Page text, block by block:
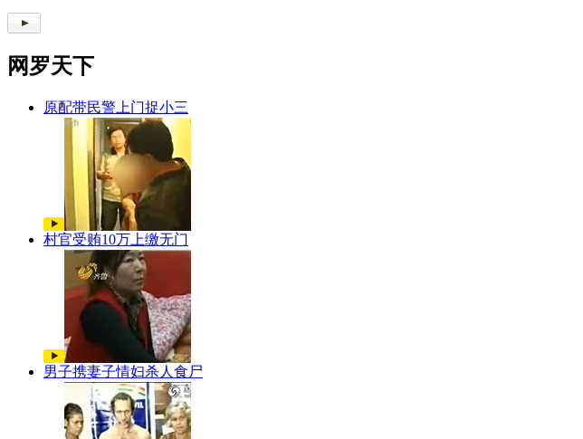
网罗天下
原配带民警上门捉小三
村官受贿10万上缴无门
男子携妻子情妇杀人食尸